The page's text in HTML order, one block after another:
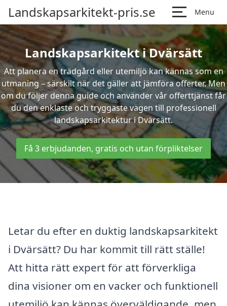
Landskapsarkitekt-pris.se Menu
Landskapsarkitekt i Dvärsätt
Att planera en trädgård eller utemiljö kan kännas som en
utmaning – särskilt när det gäller att jämföra offerter. Men
om du följer denna guide och använder vår offerttjänst får
du den enklaste och tryggaste vägen till professionell
landskapsarkitektur i Dvärsätt.
Få 3 erbjudanden, gratis och utan förpliktelser
Letar du efter en duktig landskapsarkitekt
i Dvärsätt? Du har kommit till rätt ställe!
Att hitta rätt expert för att förverkliga
dina visioner om en vacker och funktionell